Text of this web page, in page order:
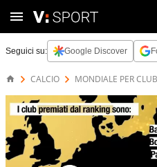
Seguici su: Google Discover
CALCIO MONDIALE PER CLUB